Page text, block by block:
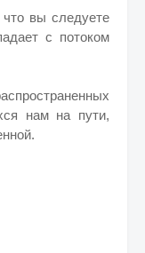
вы следуете
с потоком
нам на пути,